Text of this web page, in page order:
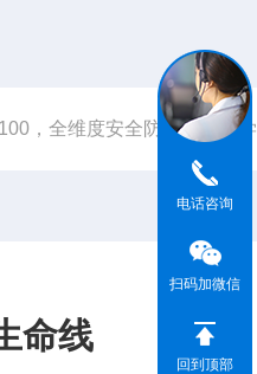
，全维度安全防护筑牢教
命线
电话咨询
扫码加微信
回到顶部